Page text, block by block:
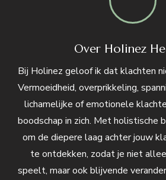
Over Holinez
Bij Holinez geloof ik dat klachten
Vermoeidheid, overprikkeling,
lichamelijke of emotionele
boodschap in zich. Met holistische
om de diepere laag achter jouw
te ontdekken, zodat je niet
speelt, maar ook blijvende